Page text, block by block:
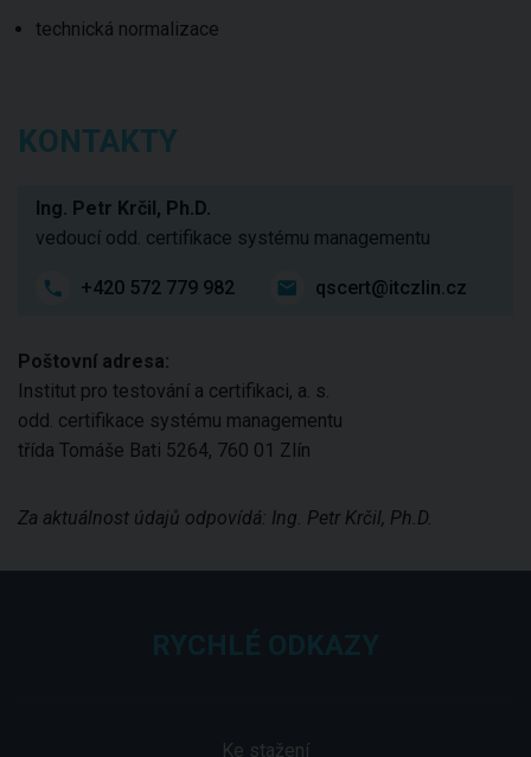
technická normalizace
KONTAKTY
Ing. Petr Krčil, Ph.D.
vedoucí odd. certifikace systému managementu
+420 572 779 982 qscert@itczlin.cz
Poštovní adresa:
Institut pro testování a certifikaci, a. s.
odd. certifikace systému managementu
třída Tomáše Bati 5264, 760 01 Zlín
Za aktuálnost údajů odpovídá: Ing. Petr Krčil, Ph.D.
Ke stažení